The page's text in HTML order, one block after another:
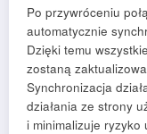
Po przywróceniu
automatycznie
Dzięki temu
zostaną
Synchronizacja
działania ze strony
i minimalizuje ryzyko